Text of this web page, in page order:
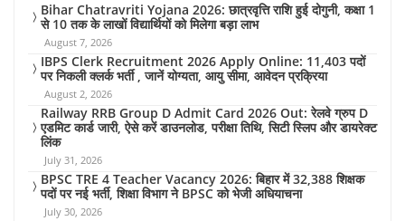
Bihar Chatravriti Yojana 2026: छात्रवृत्ति राशि हुई दोगुनी, कक्षा 1
से 10 तक के लाखों विद्यार्थियों को मिलेगा बड़ा लाभ
August 7, 2026
IBPS Clerk Recruitment 2026 Apply Online: 11,403 पदों
पर निकली क्लर्क भर्ती , जानें योग्यता, आयु सीमा, आवेदन प्रक्रिया
August 2, 2026
Railway RRB Group D Admit Card 2026 Out: रेलवे ग्रुप D
एडमिट कार्ड जारी, ऐसे करें डाउनलोड, परीक्षा तिथि, सिटी स्लिप और डायरेक्ट
लिंक
July 31, 2026
BPSC TRE 4 Teacher Vacancy 2026: बिहार में 32,388 शिक्षक
पदों पर नई भर्ती, शिक्षा विभाग ने BPSC को भेजी अधियाचना
July 30, 2026